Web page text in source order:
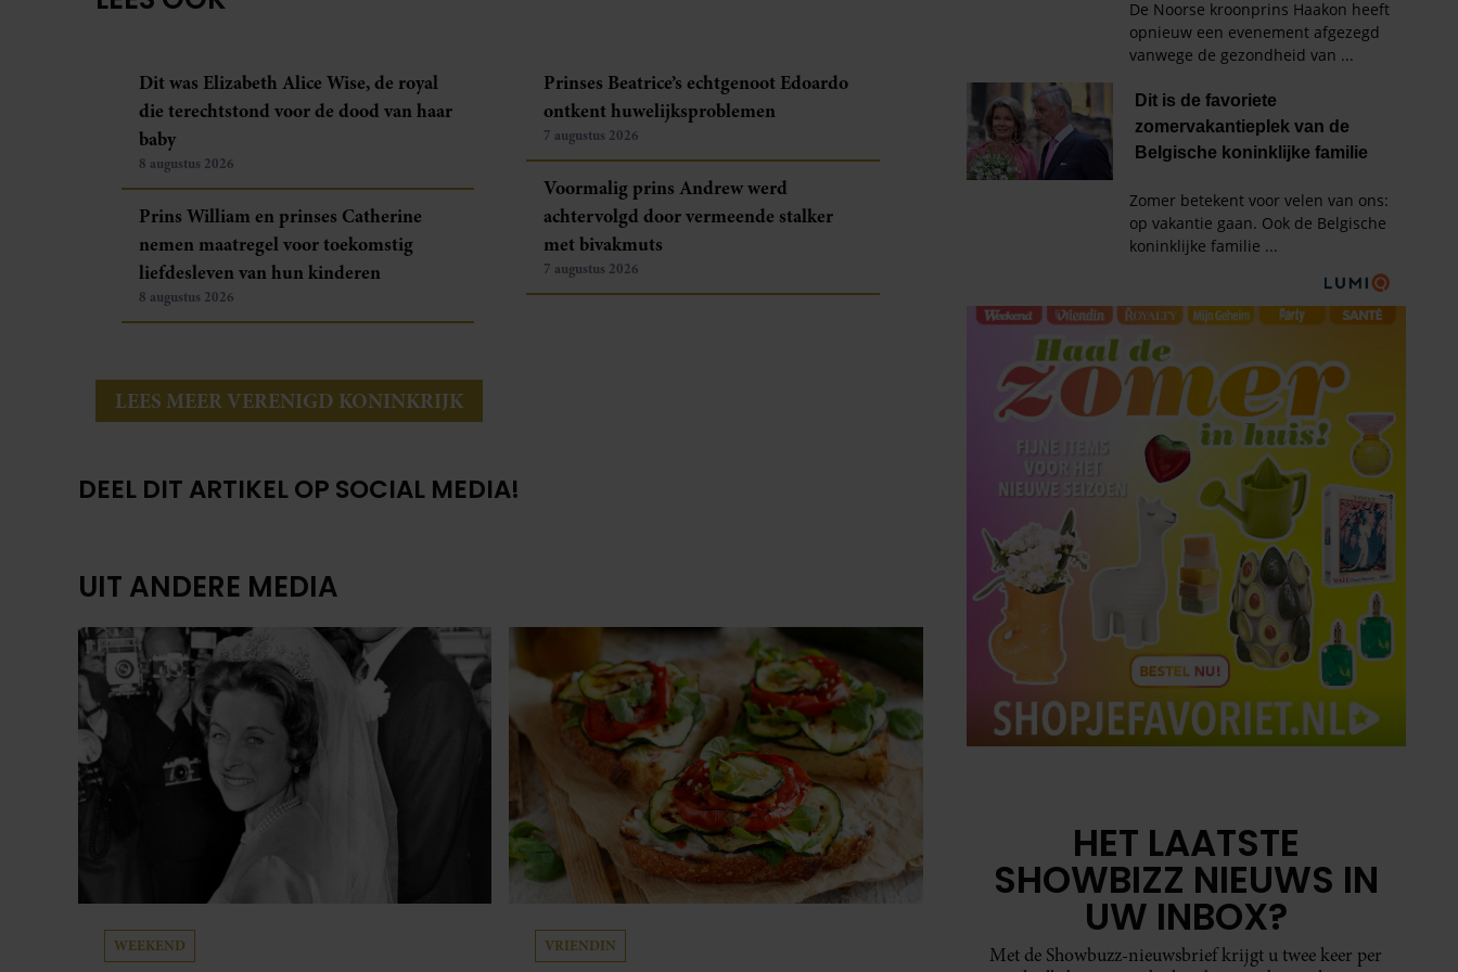
Dit was Elizabeth Alice Wise, de royal
die terechtstond voor de dood van haar
baby
8 augustus 2026
Prins William en prinses Catherine
nemen maatregel voor toekomstig
liefdesleven van hun kinderen
8 augustus 2026
Prinses Beatrice’s echtgenoot Edoardo
ontkent huwelijksproblemen
7 augustus 2026
Voormalig prins Andrew werd
achtervolgd door vermeende stalker
met bivakmuts
7 augustus 2026
LEES MEER VERENIGD KONINKRIJK
DEEL DIT ARTIKEL OP SOCIAL MEDIA!
UIT ANDERE MEDIA
WEEKEND VRIENDIN
HET LAATSTE
SHOWBIZZ NIEUWS IN
UW INBOX?
Met de Showbuzz-nieuwsbrief krijgt u twee keer per